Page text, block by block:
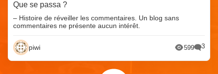
Que se passa ?
– Histoire de réveiller les commentaires. Un blog sans
commentaires ne présente aucun intérêt.
piwi 599 3